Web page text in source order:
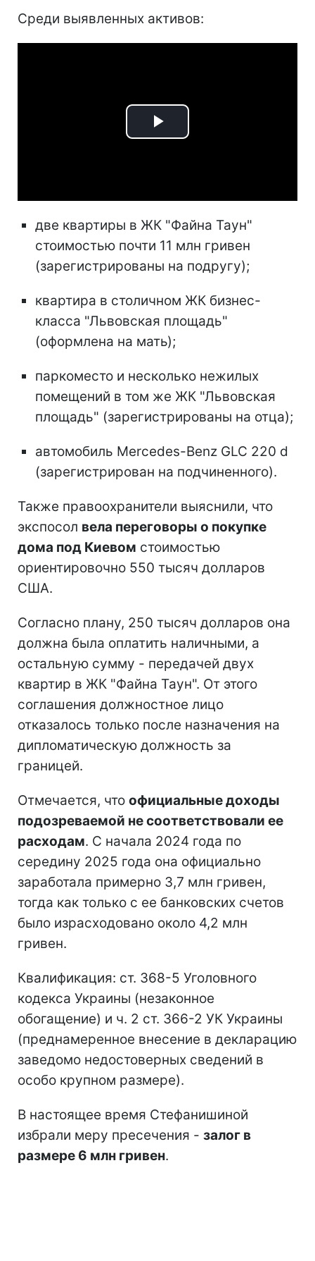
Среди выявленных активов:
Play
две квартиры в ЖК "Файна Таун"
стоимостью почти 11 млн гривен
(зарегистрированы на подругу);
квартира в столичном ЖК бизнес-
класса "Львовская площадь"
(оформлена на мать);
паркоместо и несколько нежилых
помещений в том же ЖК "Львовская
площадь" (зарегистрированы на отца);
автомобиль Mercedes-Benz GLC 220 d
(зарегистрирован на подчиненного).
Также правоохранители выяснили, что
экспосол вела переговоры о покупке
дома под Киевом стоимостью
ориентировочно 550 тысяч долларов
США.
Согласно плану, 250 тысяч долларов она
должна была оплатить наличными, а
остальную сумму - передачей двух
квартир в ЖК "Файна Таун". От этого
соглашения должностное лицо
отказалось только после назначения на
дипломатическую должность за
границей.
Отмечается, что официальные доходы
подозреваемой не соответствовали ее
расходам. С начала 2024 года по
середину 2025 года она официально
заработала примерно 3,7 млн гривен,
тогда как только с ее банковских счетов
было израсходовано около 4,2 млн
гривен.
Квалификация: ст. 368-5 Уголовного
кодекса Украины (незаконное
обогащение) и ч. 2 ст. 366-2 УК Украины
(преднамеренное внесение в декларацию
заведомо недостоверных сведений в
особо крупном размере).
В настоящее время Стефанишиной
избрали меру пресечения - залог в
размере 6 млн гривен.